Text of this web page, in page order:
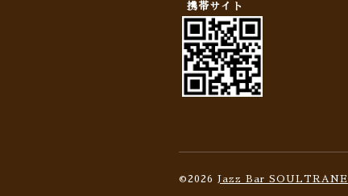
携帯サイト
©2026 Jazz Bar SOULTRANE